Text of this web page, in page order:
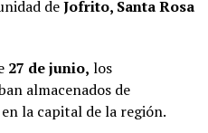
deJofrito, Santa Rosa
27 de junio, los
almacenados de
la capital de la región.